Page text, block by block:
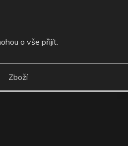
o vše přijít.
Zboží